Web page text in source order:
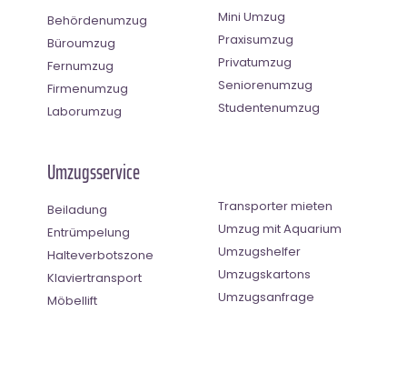
Behördenumzug
Büroumzug
Fernumzug
Firmenumzug
Laborumzug
Mini Umzug
Praxisumzug
Privatumzug
Seniorenumzug
Studentenumzug
Umzugsservice
Beiladung
Entrümpelung
Halteverbotszone
Klaviertransport
Möbellift
Transporter mieten
Umzug mit Aquarium
Umzugshelfer
Umzugskartons
Umzugsanfrage